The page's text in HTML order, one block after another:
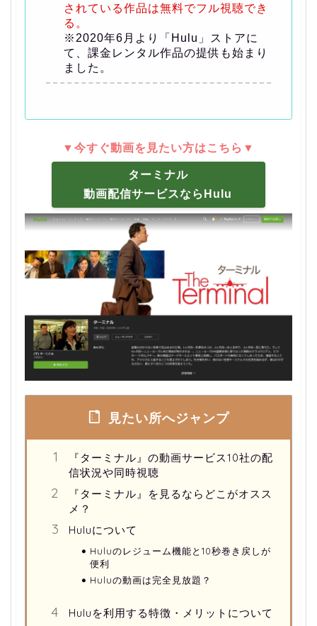
されている作品は無料でフル視聴でき
る。
※2020年6月より「Hulu」ストアに
て、課金レンタル作品の提供も始まり
ました。
▼今すぐ動画を見たい方はこちら▼
ターミナル
動画配信サービスならHulu
見たい所へジャンプ
『ターミナル』の動画サービス10社の配
信状況や同時視聴
『ターミナル』を見るならどこがオスス
メ？
Huluについて
Huluのレジューム機能と10秒巻き戻しが
便利
Huluの動画は完全見放題？
Huluを利用する特徴・メリットについて